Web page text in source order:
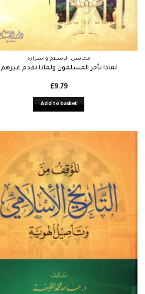
محاسن الإسلام وأسراره
لماذا تأخر المسلمون ولماذا تقدم غيرهم
£9.79
Add to basket